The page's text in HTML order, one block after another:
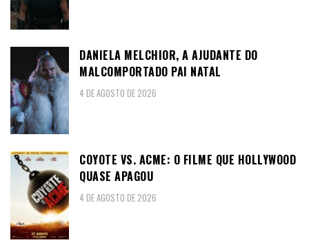
DANIELA MELCHIOR, A AJUDANTE DO
MALCOMPORTADO PAI NATAL
4 DE AGOSTO DE 2026
COYOTE VS. ACME: O FILME QUE HOLLYWOOD
QUASE APAGOU
4 DE AGOSTO DE 2026